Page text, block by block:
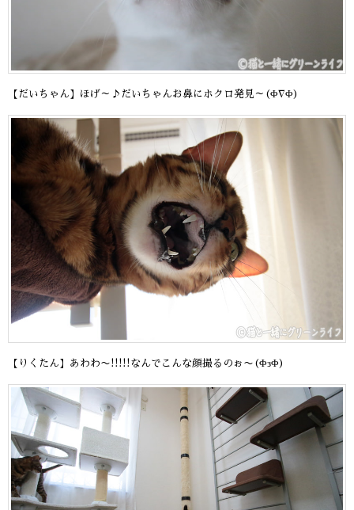
【だいちゃん】ほげ～♪だいちゃんお鼻にホクロ発見～(Φ∇Φ)
【りくたん】あわわ〜!!!!!なんでこんな顔撮るのぉ〜(ΦзΦ)